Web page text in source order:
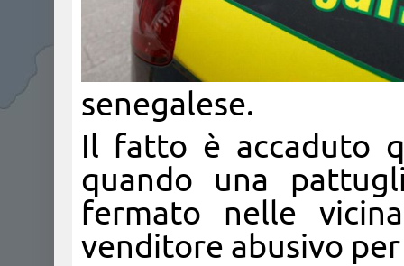
senegalese.
Il fatto è accaduto
quando una
fermato nelle
venditore abusivo